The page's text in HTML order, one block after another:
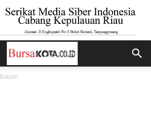
Batam